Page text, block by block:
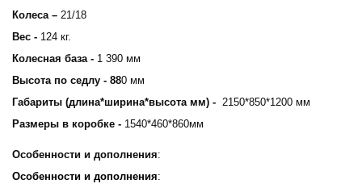
Колеса – 21/18
Вес - 124 кг.
Колесная база - 1 390 мм
Высота по седлу - 880 мм
Габариты (длина*ширина*высота мм) - 2150*850*1200 мм
Размеры в коробке - 1540*460*860мм
Особенности и дополнения:
Особенности и дополнения: